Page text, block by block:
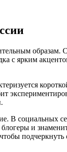
образам.
с ярким
В социальных
и
подчеркнуть